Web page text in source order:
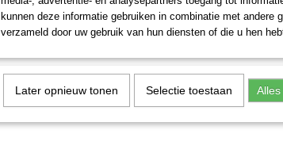
kunnen deze informatie gebruiken in combinatie met andere
verzameld door uw gebruik van hun diensten of die u hen
Later opnieuw tonen Selectie toestaan